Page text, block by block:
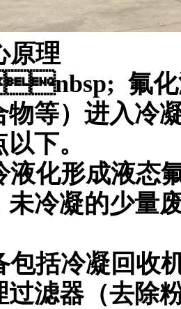
理
氟化液
等）进
下。
化形成液态
未冷凝的少量
括冷凝回收
过滤器（去除